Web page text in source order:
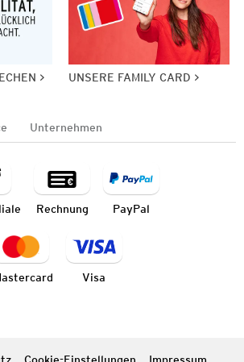
UNSERE FAMILY CARD
Unternehmen
Rechnung PayPal
Visa